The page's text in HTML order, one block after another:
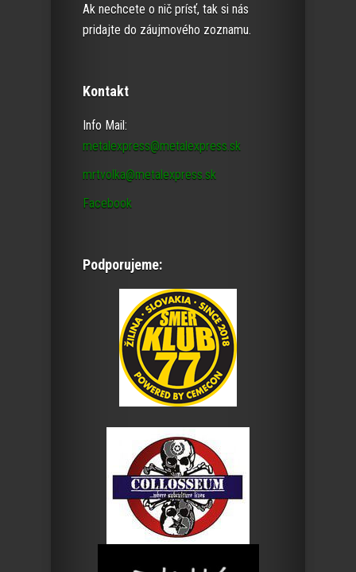
Ak nechcete o nič prísť, tak si nás
pridajte do záujmového zoznamu.
Kontakt
Info Mail:
metalexpress@metalexpress.sk
mrtvolka@metalexpress.sk
Facebook
Podporujeme: